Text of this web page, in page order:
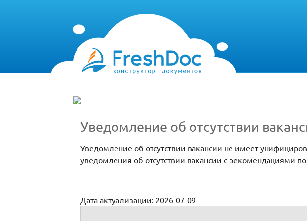
Уведомление об отсутствии
Уведомление об отсутствии вакансии не имеет
уведомления об отсутствии вакансии с рекомендациями
Дата актуализации: 2026-07-09